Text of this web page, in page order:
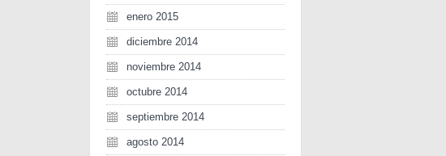
enero 2015
diciembre 2014
noviembre 2014
octubre 2014
septiembre 2014
agosto 2014